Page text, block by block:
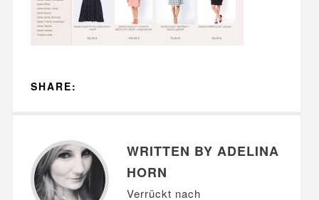
SHARE:
WRITTEN BY ADELINA
HORN
Verrückt nach